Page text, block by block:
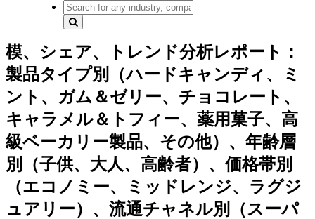
模、シェア、トレンド分析レポート：
製品タイプ別（ハードキャンディ、ミ
ント、ガム＆ゼリー、チョコレート、
キャラメル＆トフィー、薬用菓子、高
級ベーカリー製品、その他）、年齢層
別（子供、大人、高齢者）、価格帯別
（エコノミー、ミッドレンジ、ラグジ
ュアリー）、流通チャネル別（スーパ